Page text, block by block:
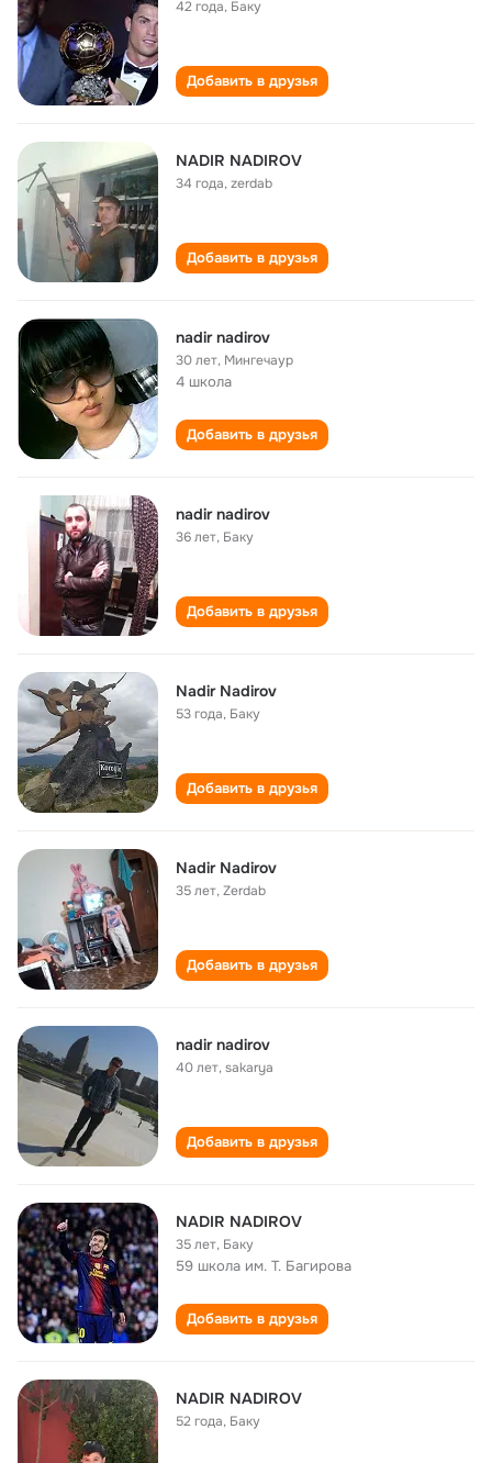
42 года, Баку
Добавить в друзья
NADIR NADIROV
34 года,zerdab
Добавить в друзья
nadir nadirov
30 лет, Мингечаур
4 школа
Добавить в друзья
nadir nadirov
36 лет, Баку
Добавить в друзья
Nadir Nadirov
53 года, Баку
Добавить в друзья
Nadir Nadirov
35 лет,Zerdab
Добавить в друзья
nadir nadirov
40 лет,sakarya
Добавить в друзья
NADIR NADIROV
35 лет, Баку
59 школа им. Т. Багирова
Добавить в друзья
NADIR NADIROV
52 года, Баку